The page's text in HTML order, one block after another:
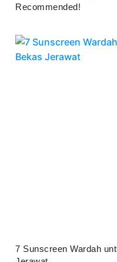
Recommended!
7 Sunscreen Wardah